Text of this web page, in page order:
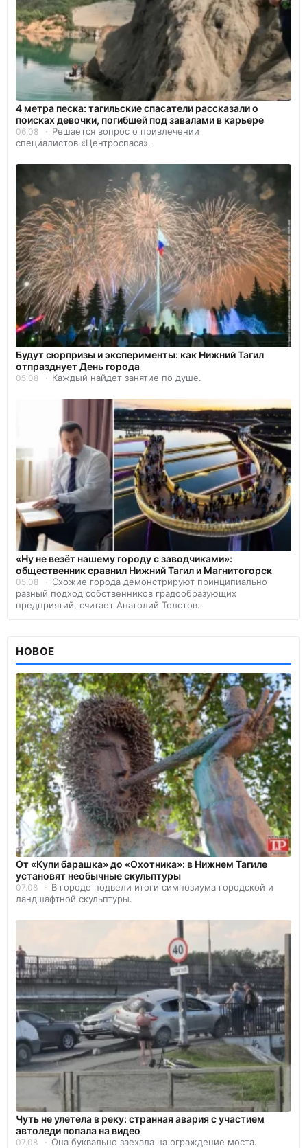
4 метра песка: тагильские спасатели рассказали о
поисках девочки, погибшей под завалами в карьере
06.08
Решается вопрос о привлечении
специалистов «Центроспаса».
Будут сюрпризы и эксперименты: как Нижний Тагил
отпразднует День города
05.08 Каждый найдет занятие по душе.
«Ну не везёт нашему городу с заводчиками»:
общественник сравнил Нижний Тагил и Магнитогорск
05.08
Схожие города демонстрируют принципиально
разный подход собственников градообразующих
предприятий, считает Анатолий Толстов.
НОВОЕ
От «Купи барашка» до «Охотника»: в Нижнем Тагиле
установят необычные скульптуры
07.08
В городе подвели итоги симпозиума городской и
ландшафтной скульптуры.
Чуть не улетела в реку: странная авария с участием
автоледи попала на видео
07.08 Она буквально заехала на ограждение моста.